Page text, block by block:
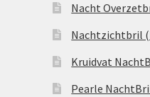
Nacht
Nachtzichtbril
Kruidvat
Pearle